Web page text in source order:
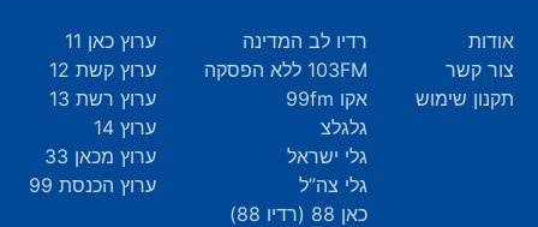
אודות
צור קשר
תקנון שימוש
רדיו לב המדינה
103FM ללא הפסקה
אקו 99fm
גלגלצ
גלי ישראל
גלי צה”ל
כאן 88 (רדיו 88)
ערוץ כאן 11
ערוץ קשת 12
ערוץ רשת 13
ערוץ 14
ערוץ מכאן 33
ערוץ הכנסת 99